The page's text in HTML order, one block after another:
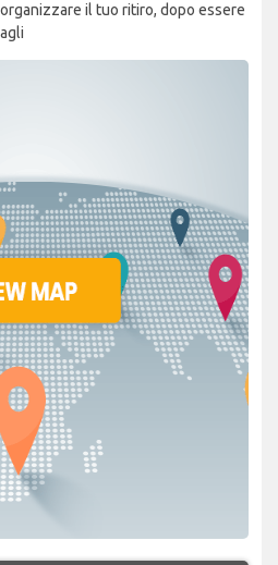
il tuo ritiro, dopo essere